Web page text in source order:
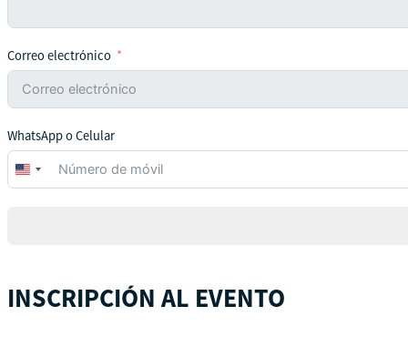
Correo electrónico
WhatsApp o Celular
United
States
INSCRIPCIÓN AL EVENTO